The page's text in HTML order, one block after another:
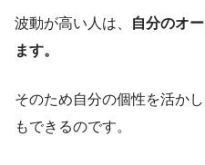
波動が高い人は、
自分のオ
ます。
そのため自分の個性を活か
もできるのです。